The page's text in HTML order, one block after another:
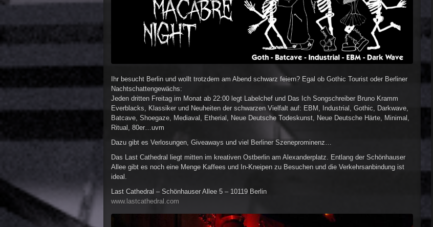
Ihr besucht Berlin und wollt trotzdem am Abend schwarz feiern? Egal ob Gothic Tourist oder Berliner
Nachtschattengewächs:
Jeden dritten Freitag im Monat ab 22:00 legt Labelchef und Das Ich Songschreiber Bruno Kramm
Everblacks, Klassiker und Neuheiten der schwarzen Vielfalt auf: EBM, Industrial, Gothic, Darkwave,
Batcave, Shoegaze, Mediaval, Etherial, Neue Deutsche Todeskunst, Neue Deutsche Härte, Minimal,
Ritual, 80er…uvm
Dazu gibt es Verlosungen, Giveaways und viel Berliner Szeneprominenz…
Das Last Cathedral liegt mitten im kreativen Ostberlin am Alexanderplatz. Entlang der Schönhauser
Allee gibt es noch eine Menge Kaffees und In-Kneipen zu Besuchen und die Verkehrsanbindung ist
ideal.
Last Cathedral – Schönhauser Allee 5 – 10119 Berlin
www.lastcathedral.com